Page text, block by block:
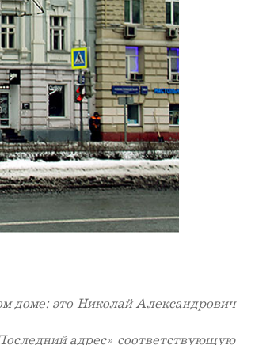
доме: это Николай Александрович
адрес» соответствующую